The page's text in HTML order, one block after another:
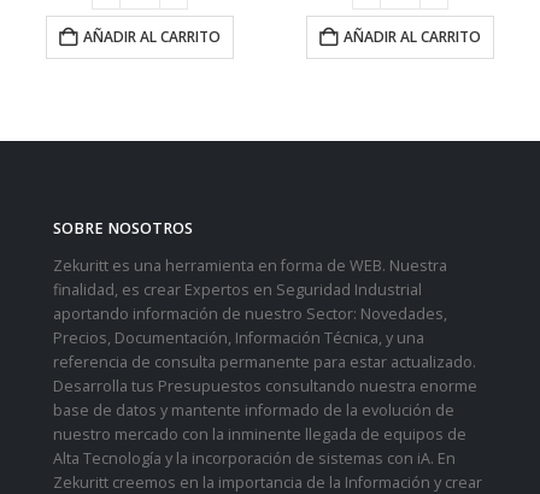
AÑADIR AL CARRITO AÑADIR AL CARRITO
SOBRE NOSOTROS
Zekuritt es una herramienta en forma de WEB. Nuestra
finalidad, es crear Expertos en Seguridad Industrial
aportando información de nuestro Sector: Novedades,
Precios, Documentación, Información Técnica, y una
referencia de consulta permanente para estar actualizado.
Desarrolla tus Presupuestos consultando nuestra enorme
base de datos y mantente informado de la evolución de
nuestro mercado con la inminente llegada de equipos de
Alta Tecnología y la incorporación de sistemas con iA. En
Zekuritt creemos en la importancia de la Información y crear